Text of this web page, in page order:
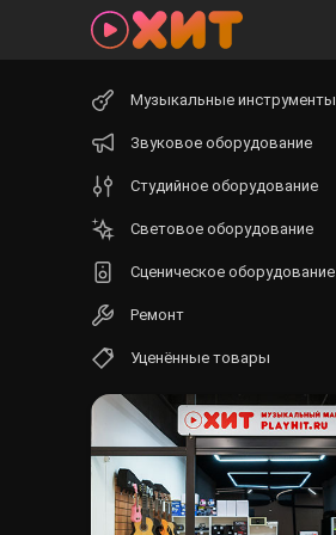
Музыкальные инструменты
Звуковое оборудование
Студийное оборудование
Световое оборудование
Сценическое оборудование
Ремонт
Уценённые товары